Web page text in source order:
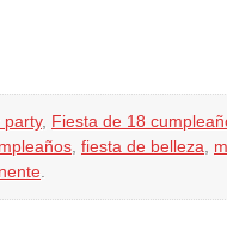
party, Fiesta de 18
fiesta de belleza